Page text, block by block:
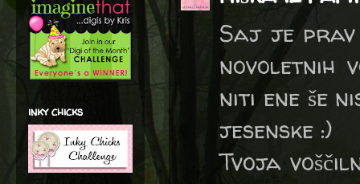
Saj je prav
novoletnih
niti ene še
jesenske :)
Tvoja
inky chicks